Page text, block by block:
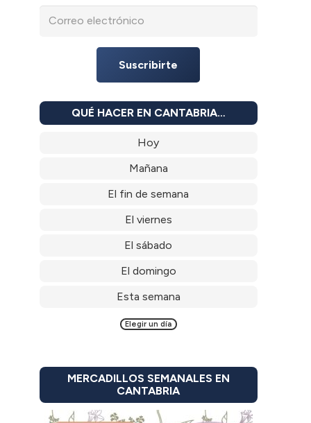
Suscribirte
QUÉ HACER EN CANTABRIA…
Hoy
Mañana
El fin de semana
El viernes
El sábado
El domingo
Esta semana
Elegir un día
MERCADILLOS SEMANALES EN
CANTABRIA